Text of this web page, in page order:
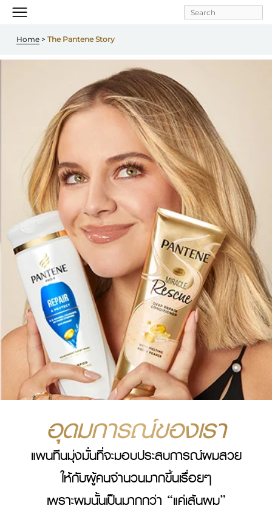
Skip to
content
Home > The Pantene Story
อุดมการณ์ของเรา
แพนทีนมุ่งมั่นที่จะมอบประสบการณ์ผมสวย
ให้กับผู้คนจำนวนมากขึ้นเรื่อยๆ
เพราะผมนั้นเป็นมากกว่า “แค่เส้นผม”